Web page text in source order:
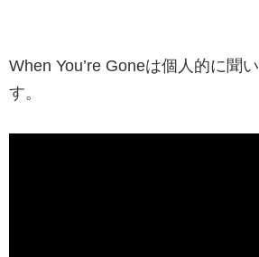
When You’re Goneは個人的に聞
す。